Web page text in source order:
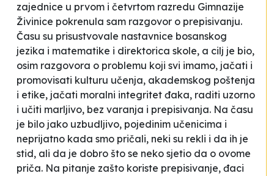
zajednice u prvom i četvrtom razredu Gimnazije
Živinice pokrenula sam razgovor o prepisivanju.
Času su prisustvovale nastavnice bosanskog
jezika i matematike i direktorica skole, a cilj je bio,
osim razgovora o problemu koji svi imamo, jačati i
promovisati kulturu učenja, akademskog poštenja
i etike, jačati moralni integritet đaka, raditi uzorno
i učiti marljivo, bez varanja i prepisivanja. Na času
je bilo jako uzbudljivo, pojedinim učenicima i
neprijatno kada smo pričali, neki su rekli i da ih je
stid, ali da je dobro što se neko sjetio da o ovome
priča. Na pitanje zašto koriste prepisivanje, đaci